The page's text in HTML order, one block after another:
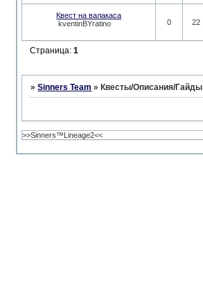
Квест на валакаса
kventinBYratino
0 22
Страница:1
»Sinners Team »Квесты/Описания/Гайды
>>Sinners™Lineage2<<